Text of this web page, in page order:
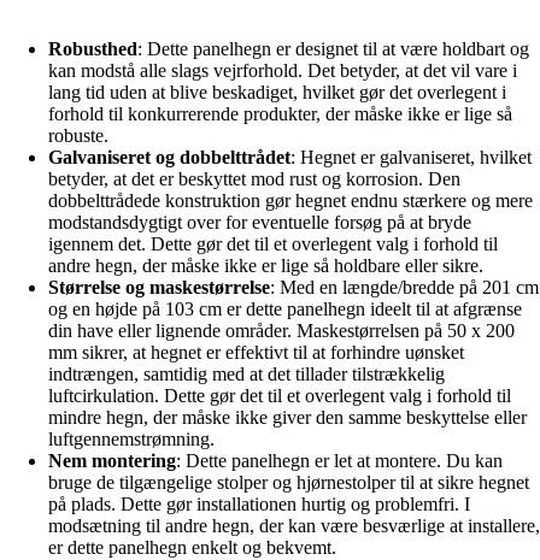
Robusthed: Dette panelhegn er designet til at være holdbart og
kan modstå alle slags vejrforhold. Det betyder, at det vil vare i
lang tid uden at blive beskadiget, hvilket gør det overlegent i
forhold til konkurrerende produkter, der måske ikke er lige så
robuste.
Galvaniseret og dobbelttrådet: Hegnet er galvaniseret, hvilket
betyder, at det er beskyttet mod rust og korrosion. Den
dobbelttrådede konstruktion gør hegnet endnu stærkere og mere
modstandsdygtigt over for eventuelle forsøg på at bryde
igennem det. Dette gør det til et overlegent valg i forhold til
andre hegn, der måske ikke er lige så holdbare eller sikre.
Størrelse og maskestørrelse: Med en længde/bredde på 201 cm
og en højde på 103 cm er dette panelhegn ideelt til at afgrænse
din have eller lignende områder. Maskestørrelsen på 50 x 200
mm sikrer, at hegnet er effektivt til at forhindre uønsket
indtrængen, samtidig med at det tillader tilstrækkelig
luftcirkulation. Dette gør det til et overlegent valg i forhold til
mindre hegn, der måske ikke giver den samme beskyttelse eller
luftgennemstrømning.
Nem montering: Dette panelhegn er let at montere. Du kan
bruge de tilgængelige stolper og hjørnestolper til at sikre hegnet
på plads. Dette gør installationen hurtig og problemfri. I
modsætning til andre hegn, der kan være besværlige at installere,
er dette panelhegn enkelt og bekvemt.